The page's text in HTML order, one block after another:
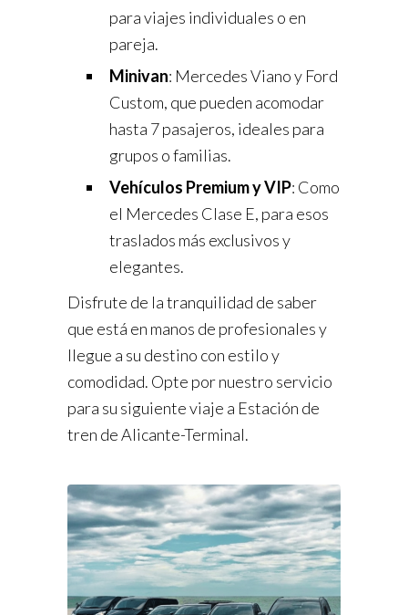
para viajes individuales o en
pareja.
Minivan: Mercedes Viano y Ford
Custom, que pueden acomodar
hasta 7 pasajeros, ideales para
grupos o familias.
Vehículos Premium y VIP: Como
el Mercedes Clase E, para esos
traslados más exclusivos y
elegantes.
Disfrute de la tranquilidad de saber
que está en manos de profesionales y
llegue a su destino con estilo y
comodidad. Opte por nuestro servicio
para su siguiente viaje a Estación de
tren de Alicante-Terminal.